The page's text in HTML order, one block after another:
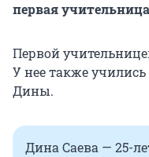
первая
Первой
У нее также
Дины.
Дина Саева — 25-